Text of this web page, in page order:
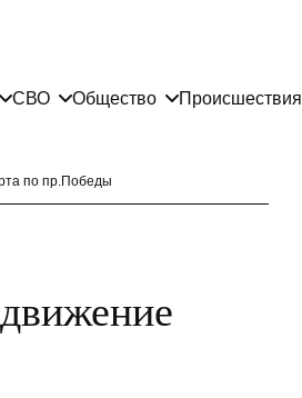
СВО Общество Происшествия
по пр.Победы